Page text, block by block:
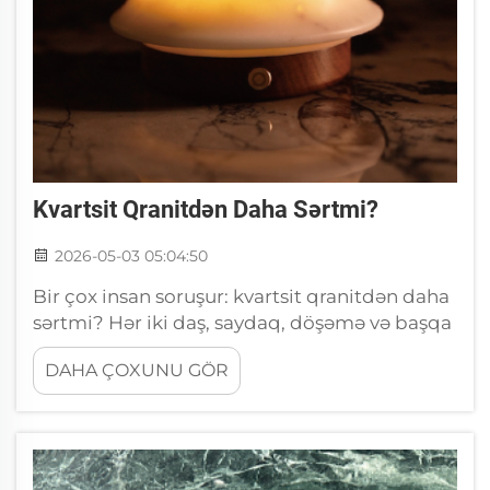
Kvartsit Qranitdən Daha Sərtmi?
2026-05-03 05:04:50
Bir çox insan soruşur: kvartsit qranitdən daha
sərtmi? Hər iki daş, saydaq, döşəmə və başqa
sahələrdə istifadə olunmaq üçün populyardır.
Onlar gözəl görünür və çox uzun müddət
xidmət edə bilərlər. Lakin möhkəmlik
qranitdən daha sərtmi...?
DAHA ÇOXUNU GÖR